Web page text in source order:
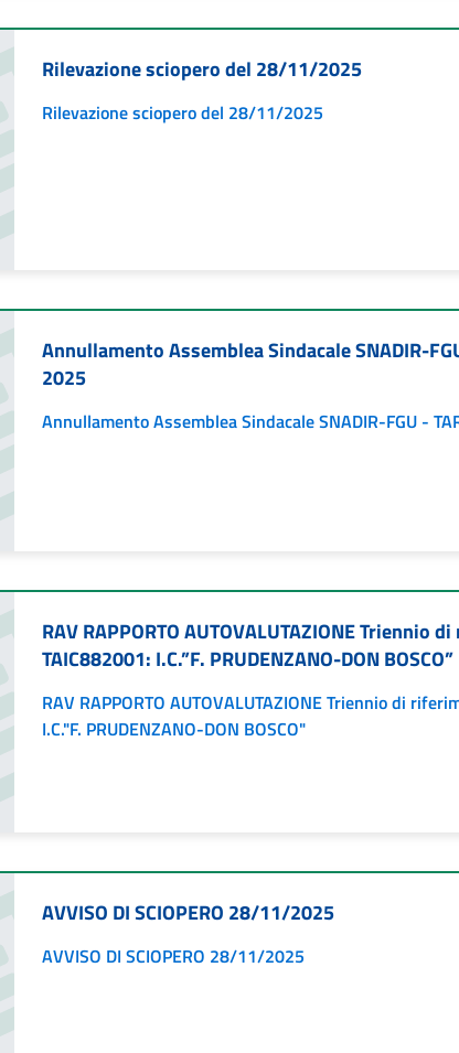
Rilevazione sciopero del 28/11/2025
Rilevazione sciopero del 28/11/2025
Annullamento Assemblea Sindacale SNADIR-
2025
Annullamento Assemblea Sindacale SNADIR-FGU -
RAV RAPPORTO AUTOVALUTAZIONE Triennio
TAIC882001: I.C.”F. PRUDENZANO-DON BOSCO”
RAV RAPPORTO AUTOVALUTAZIONE Triennio di
I.C."F. PRUDENZANO-DON BOSCO"
AVVISO DI SCIOPERO 28/11/2025
AVVISO DI SCIOPERO 28/11/2025